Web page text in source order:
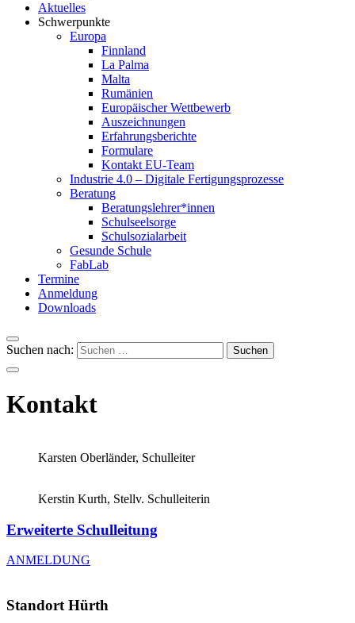
Aktuelles
Schwerpunkte
Europa
Finnland
La Palma
Malta
Rumänien
Europäischer Wettbewerb
Auszeichnungen
Erfahrungsberichte
Formulare
Kontakt EU-Team
Industrie 4.0 – Digitale Fertigungsprozesse
Beratung
Beratungslehrer*innen
Schulseelsorge
Schulsozialarbeit
Gesunde Schule
FabLab
Termine
Anmeldung
Downloads
Suchen nach:
Kontakt
Karsten Oberländer, Schulleiter
Kerstin Kurth, Stellv. Schulleiterin
Erweiterte Schulleitung
ANMELDUNG
Standort Hürth